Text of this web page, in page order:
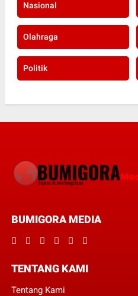
Nasional
Olahraga
Politik
BUMIGORA MEDIA
TENTANG KAMI
Tentang Kami